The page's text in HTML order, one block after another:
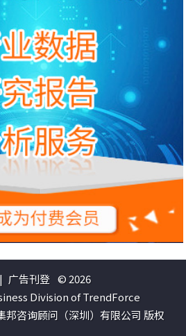
| 广告刊登 © 2026
Division of TrendForce
邦咨询顾问（深圳）有限公司 版权